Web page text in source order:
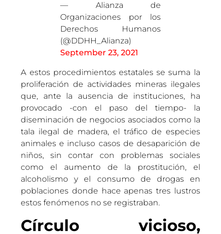
— Alianza de
Organizaciones por los
Derechos Humanos
(@DDHH_Alianza)
September 23, 2021
A estos procedimientos estatales se suma la
proliferación de actividades mineras ilegales
que, ante la ausencia de instituciones, ha
provocado -con el paso del tiempo- la
diseminación de negocios asociados como la
tala ilegal de madera, el tráfico de especies
animales e incluso casos de desaparición de
niños, sin contar con problemas sociales
como el aumento de la prostitución, el
alcoholismo y el consumo de drogas en
poblaciones donde hace apenas tres lustros
estos fenómenos no se registraban.
Círculo vicioso,